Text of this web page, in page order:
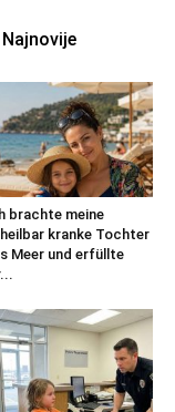
Najnovije
brachte meine
kranke Tochter
Meer und erfüllte